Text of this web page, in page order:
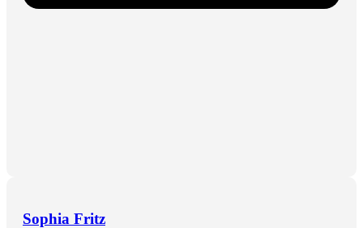
Sophia Fritz